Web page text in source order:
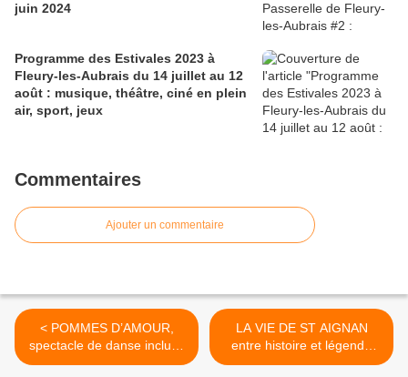
juin 2024
Programme des Estivales 2023 à
Fleury-les-Aubrais du 14 juillet au 12
août : musique, théâtre, ciné en plein
air, sport, jeux
Commentaires
Ajouter un commentaire
< POMMES D’AMOUR,
spectacle de danse inclusif
au Théâtre Municipal de
LA VIE DE ST AIGNAN
entre histoire et légende
dorée : déambulation